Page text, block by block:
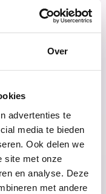
Over
advertenties te
media te bieden
Ook delen we
site met onze
en analyse. Deze
met andere
op
naar
over het
het
de
Traceert
2 jaar